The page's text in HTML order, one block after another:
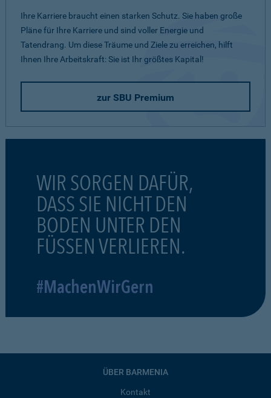
Ihre Karriere braucht einen starken Schutz. Sie haben große
Pläne für Ihre Karriere und sind voller Energie und
Tatendrang. Um diese Träume und Ziele zu erreichen, hilft
Ihnen Ihre Arbeitskraft: Sie ist Ihr größtes Kapital!
zur SBU Premium
WIR SORGEN DAFÜR,
DASS SIE NICHT DEN
BODEN UNTER DEN
FÜSSEN VERLIEREN.
#MachenWirGern
ÜBER BARMENIA
Kontakt